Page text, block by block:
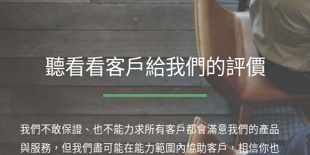
聽看看客戶給我們的評價
我們不敢保證、也不能力求所有客戶都會滿意我們的產品
與服務，但我們盡可能在能力範圍內協助客戶，相信你也